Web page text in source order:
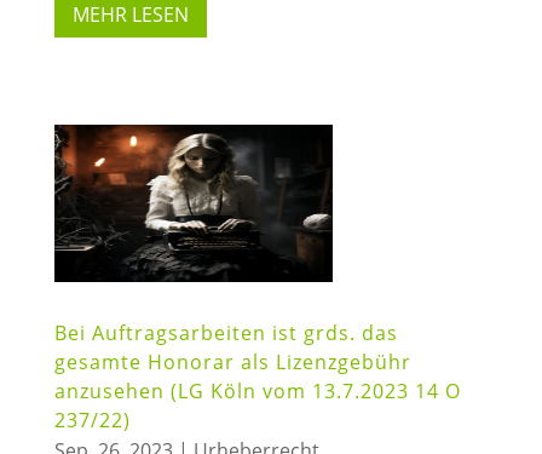
MEHR LESEN
Bei Auftragsarbeiten ist grds. das
gesamte Honorar als Lizenzgebühr
anzusehen (LG Köln vom 13.7.2023 14 O
237/22)